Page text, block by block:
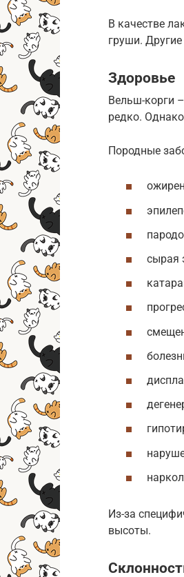
В качестве
груши.
Здоровье
Вельш-корги
редко.
Породные
сырая
Из-за
высоты.